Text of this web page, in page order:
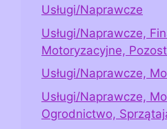
Usługi/Naprawcze
Usługi/Naprawcze,
Motoryzacyjne,
Usługi/Naprawcze,
Usługi/Naprawcze,
Ogrodnictwo,